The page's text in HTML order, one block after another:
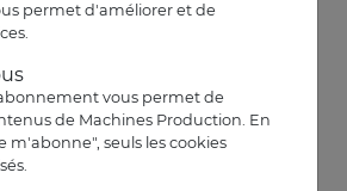
permet d'améliorer et de
vous permet de
de Machines Production. En
m'abonne", seuls les cookies